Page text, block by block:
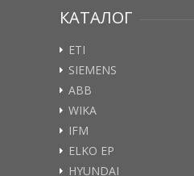
КАТАЛОГ
ETI
SIEMENS
ABB
WIKA
IFM
ELKO EP
HYUNDAI